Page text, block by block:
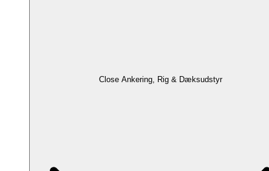
Close Ankering, Rig & Dæksudstyr